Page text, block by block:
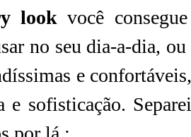
look você
no seu dia-a-dia,
e
e sofisticação.